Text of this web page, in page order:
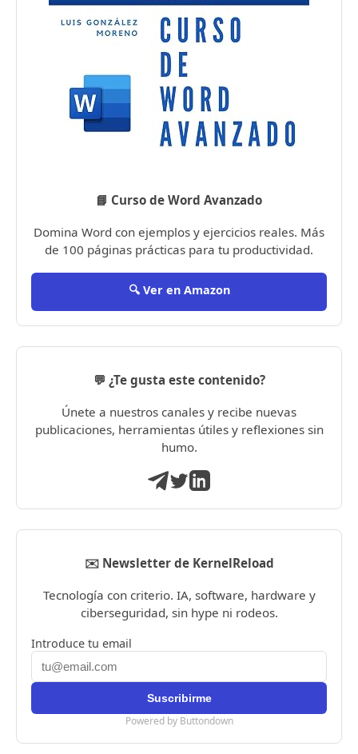
📘 Curso de Word Avanzado
Domina Word con ejemplos y ejercicios reales. Más
de 100 páginas prácticas para tu productividad.
🔍 Ver en Amazon
💬 ¿Te gusta este contenido?
Únete a nuestros canales y recibe nuevas
publicaciones, herramientas útiles y reflexiones sin
humo.
✉️ Newsletter de KernelReload
Tecnología con criterio. IA, software, hardware y
ciberseguridad, sin hype ni rodeos.
Introduce tu email
Powered by Buttondown